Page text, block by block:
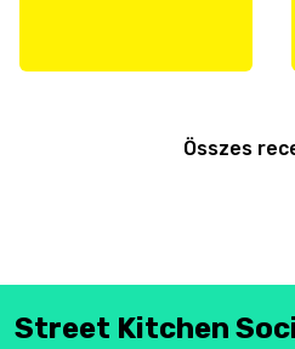
Összes
Street Kitchen